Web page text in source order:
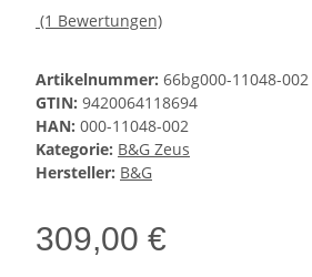
(1 Bewertungen)
Artikelnummer: 66bg000-11048-002
GTIN: 9420064118694
HAN: 000-11048-002
Kategorie: B&G Zeus
Hersteller: B&G
309,00 €